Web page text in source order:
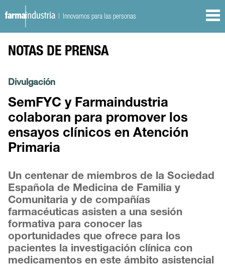
| Innovamos para las personas
NOTAS DE PRENSA
Divulgación
SemFYC y Farmaindustria
colaboran para promover los
ensayos clínicos en Atención
Primaria
Un centenar de miembros de la Sociedad
Española de Medicina de Familia y
Comunitaria y de compañías
farmacéuticas asisten a una sesión
formativa para conocer las
oportunidades que ofrece para los
pacientes la investigación clínica con
medicamentos en este ámbito asistencial